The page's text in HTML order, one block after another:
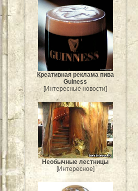
Креативная реклама пива
Guiness
[Интересные новости]
Необычные лестницы
[Интересное]